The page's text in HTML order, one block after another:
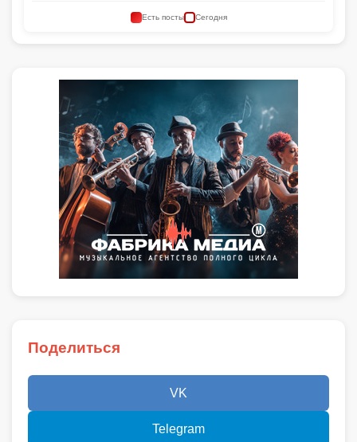
Есть посты Сегодня
Поделиться
VK
Telegram